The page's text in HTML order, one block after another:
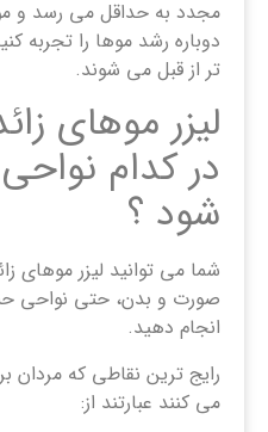
دوباره رشد موها را تجربه
‌تر از قبل می‌ شوند.
لیزر موهای
در کدام
شود ؟
شما می توانید لیزر موهای
صورت و بدن، حتی نواحی
انجام دهید.
رایج ترین نقاطی که مردان
می کنند عبارتند از: